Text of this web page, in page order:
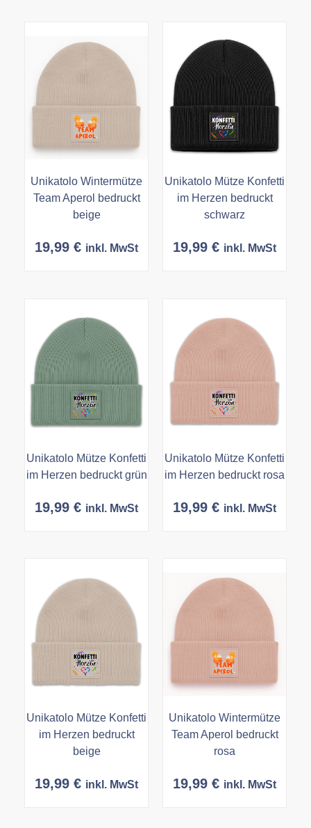
Unikatolo Wintermütze
Team Aperol bedruckt
beige
19,99 € inkl. MwSt
Unikatolo Mütze Konfetti
im Herzen bedruckt
schwarz
19,99 € inkl. MwSt
Unikatolo Mütze Konfetti
im Herzen bedruckt grün
19,99 € inkl. MwSt
Unikatolo Mütze Konfetti
im Herzen bedruckt rosa
19,99 € inkl. MwSt
Unikatolo Mütze Konfetti
im Herzen bedruckt
beige
19,99 € inkl. MwSt
Unikatolo Wintermütze
Team Aperol bedruckt
rosa
19,99 € inkl. MwSt